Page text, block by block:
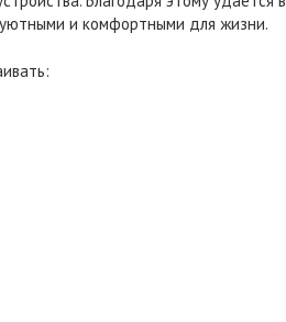
и комфортными для жизни.